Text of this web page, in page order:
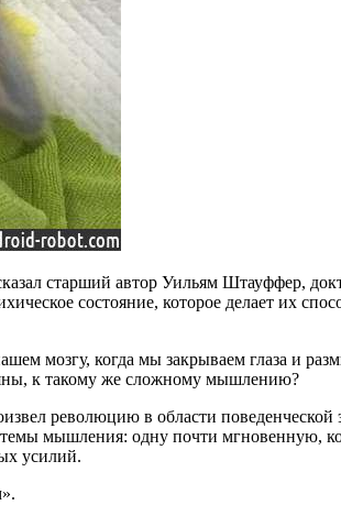
старший автор Уильям Штауффер,
состояние, которое делает их
мозгу, когда мы закрываем глаза и
к такому же сложному мышлению?
революцию в области
мышления: одну почти мгновенную,
усилий.